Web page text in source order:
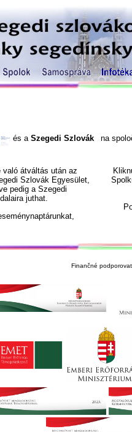
és a Szegedi Szlovák
való átváltás után az
Szlovák Egyesület,
pedig a Szegedi
juthat.
na
Finančné